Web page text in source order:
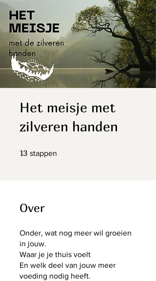
Het meisje met
zilveren handen
13 stappen
Over
Onder, wat nog meer wil groeien
in jouw.
Waar je je thuis voelt
En welk deel van jouw meer
voeding nodig heeft.